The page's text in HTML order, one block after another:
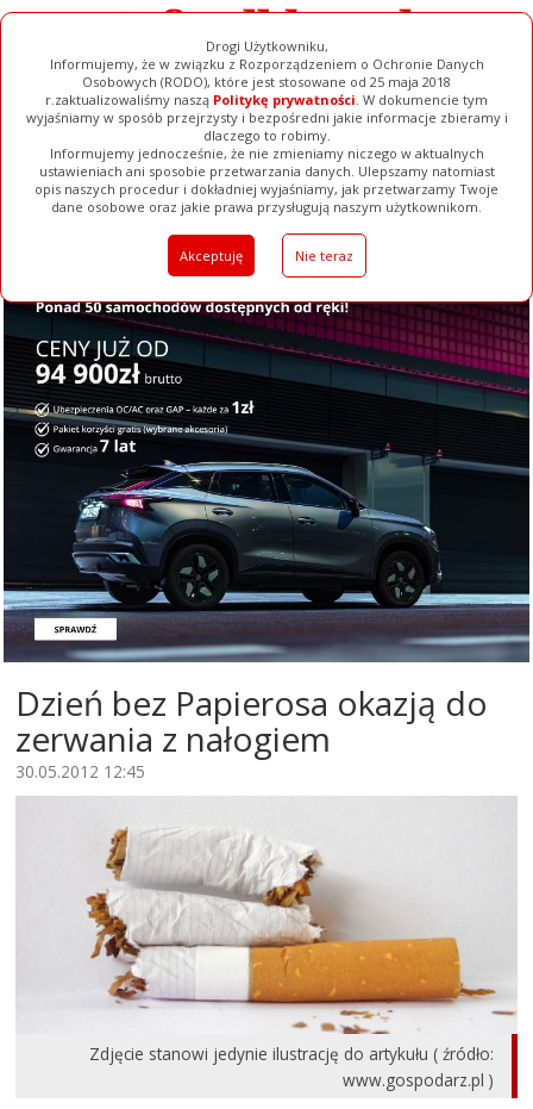
Drogi Użytkowniku,
Informujemy, że w związku z Rozporządzeniem o Ochronie Danych
Osobowych (RODO), które jest stosowane od 25 maja 2018
r.zaktualizowaliśmy naszą Politykę prywatności. W dokumencie tym
wyjaśniamy w sposób przejrzysty i bezpośredni jakie informacje zbieramy i
dlaczego to robimy.
Informujemy jednocześnie, że nie zmieniamy niczego w aktualnych
ustawieniach ani sposobie przetwarzania danych. Ulepszamy natomiast
opis naszych procedur i dokładniej wyjaśniamy, jak przetwarzamy Twoje
dane osobowe oraz jakie prawa przysługują naszym użytkownikom.
Akceptuję Nie teraz
Ogłoszenia Filmy Galerie Baza Firm Pełna Wersja
Dzień bez Papierosa okazją do
zerwania z nałogiem
30.05.2012 12:45
Zdjęcie stanowi jedynie ilustrację do artykułu ( źródło:
www.gospodarz.pl )